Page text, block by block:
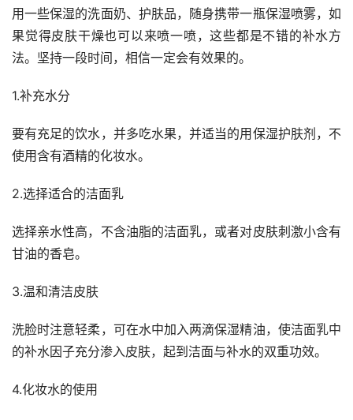
用一些保湿的洗面奶、护肤品，随身携带一瓶保湿喷雾，如
果觉得皮肤干燥也可以来喷一喷，这些都是不错的补水方
法。坚持一段时间，相信一定会有效果的。
1.补充水分
要有充足的饮水，并多吃水果，并适当的用保湿护肤剂，不
使用含有酒精的化妆水。
2.选择适合的洁面乳
选择亲水性高，不含油脂的洁面乳，或者对皮肤刺激小含有
甘油的香皂。
3.温和清洁皮肤
洗脸时注意轻柔，可在水中加入两滴保湿精油，使洁面乳中
的补水因子充分渗入皮肤，起到洁面与补水的双重功效。
4.化妆水的使用